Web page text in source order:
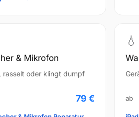
& Mikrofon
rasselt oder klingt dumpf
79 €
💧
ab